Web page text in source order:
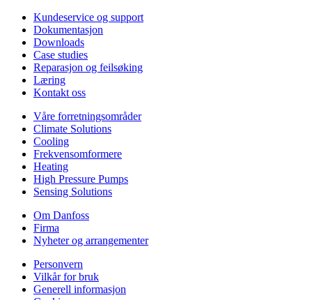
Kundeservice og support
Dokumentasjon
Downloads
Case studies
Reparasjon og feilsøking
Læring
Kontakt oss
Våre forretningsområder
Climate Solutions
Cooling
Frekvensomformere
Heating
High Pressure Pumps
Sensing Solutions
Om Danfoss
Firma
Nyheter og arrangementer
Personvern
Vilkår for bruk
Generell informasjon